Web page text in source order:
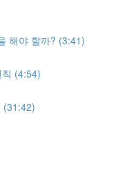
해야 할까? (3:41)
(4:54)
(31:42)